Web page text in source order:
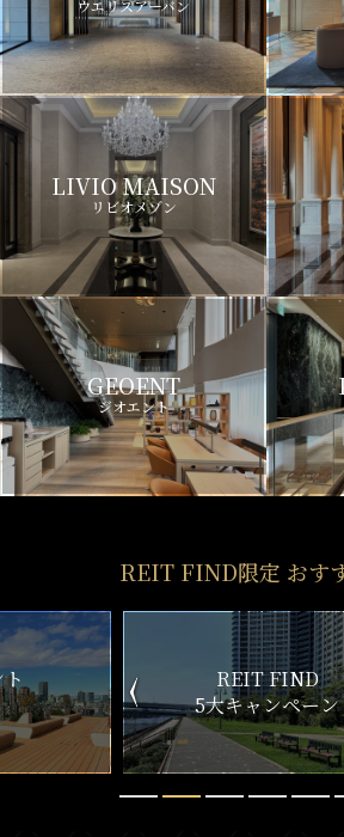
ウエリスアーバン
LIVIO MAISON
リビオメゾン
GEOENT
ジオエント
REIT FIND限定 おす
ン
リアルタイム
更新一覧チェック